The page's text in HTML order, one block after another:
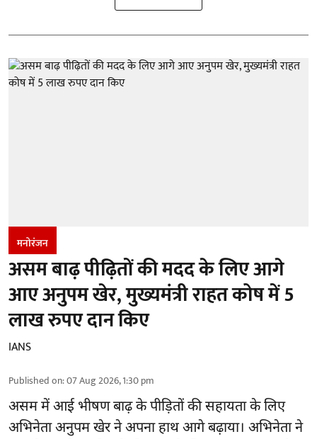
मनोरंजन
असम बाढ़ पीढ़ितों की मदद के लिए आगे
आए अनुपम खेर, मुख्यमंत्री राहत कोष में 5
लाख रुपए दान किए
IANS
Published on:07 Aug 2026, 1:30 pm
असम में आई भीषण बाढ़ केपीड़ितों की सहायताके लिए
अभिनेता अनुपम खेर ने अपना हाथ आगे बढ़ाया। अभिनेता ने